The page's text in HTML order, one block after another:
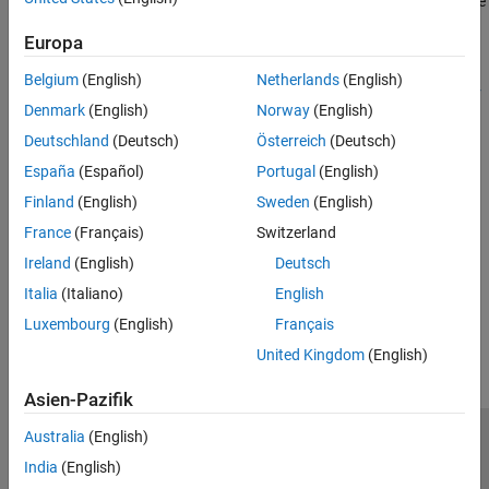
Weitere Informationen zur Umstellung Ihres bestehenden Codes
auf die empfohlene Funktionalität finden Sie unter
Transition Your
Code to bluetooth Interface
Themen
Transition Your Code to bluetooth Interface
Connect to Bluetooth devices usingbluetooth
How useful was this information?
Europa
Belgium (English)
Denmark (English)
Deutschland (Deutsch)
España (Español)
Finland (English)
France (Français)
Ireland (English)
Italia (Italiano)
Luxembourg (English)
Netherlands(English)
Norway(English)
Österreich (Deutsch)
Portugal (English)
Sweden (English)
Switzerland
Deutsch
English
Français
United Kingdom(English)
Asien-Pazifik
Australia (English)
India (English)
Trust Center Handelsmarken
Datendiebstahl verhindern